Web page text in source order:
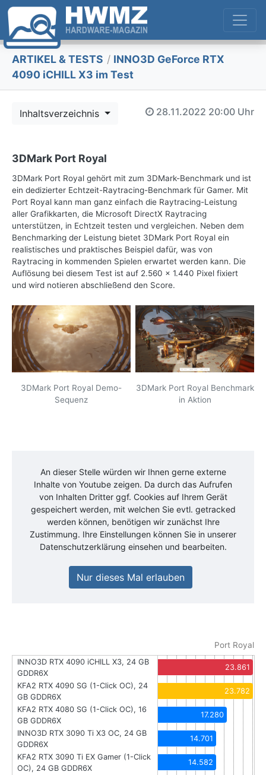
ARTIKEL & TESTS / INNO3D GeForce RTX
4090 iCHILL X3 im Test
Inhaltsverzeichnis 28.11.2022 20:00 Uhr
3DMark Port Royal
3DMark Port Royal gehört mit zum 3DMark-Benchmark und ist
ein dedizierter Echtzeit-Raytracing-Benchmark für Gamer. Mit
Port Royal kann man ganz einfach die Raytracing-Leistung
aller Grafikkarten, die Microsoft DirectX Raytracing
unterstützen, in Echtzeit testen und vergleichen. Neben dem
Benchmarking der Leistung bietet 3DMark Port Royal ein
realistisches und praktisches Beispiel dafür, was von
Raytracing in kommenden Spielen erwartet werden kann. Die
Auflösung bei diesem Test ist auf 2.560 x 1.440 Pixel fixiert
und wird notieren abschließend den Score.
3DMark Port Royal Demo-
Sequenz
3DMark Port Royal Benchmark
in Aktion
An dieser Stelle würden wir Ihnen gerne externe
Inhalte von Youtube zeigen. Da durch das Aufrufen
von Inhalten Dritter ggf. Cookies auf Ihrem Gerät
gespeichert werden, mit welchen Sie evtl. getracked
werden können, benötigen wir zunächst Ihre
Zustimmung. Ihre Einstellungen können Sie in unserer
Datenschutzerklärung einsehen und bearbeiten.
Nur dieses Mal erlauben
Port Royal
INNO3D RTX 4090 iCHILL X3, 24 GB
GDDR6X
23.861
KFA2 RTX 4090 SG (1-Click OC), 24
GB GDDR6X
23.782
KFA2 RTX 4080 SG (1-Click OC), 16
GB GDDR6X
17.280
INNO3D RTX 3090 Ti X3 OC, 24 GB
GDDR6X
14.701
KFA2 RTX 3090 Ti EX Gamer (1-Click
OC), 24 GB GDDR6X
14.582